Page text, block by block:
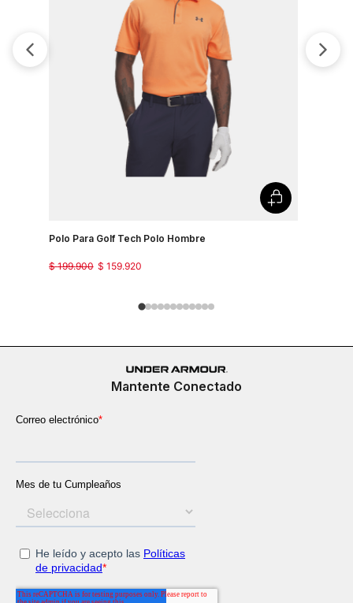
Polo Para Golf Tech Polo Hombre
$ 159.920
$ 199.900
Mantente Conectado